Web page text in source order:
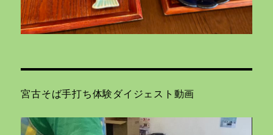
宮古そば手打ち体験ダイジェスト動画
動